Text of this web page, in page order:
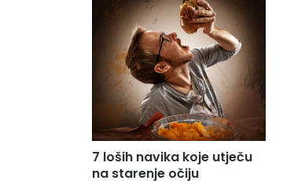
7 loših navika koje utječu
na starenje očiju